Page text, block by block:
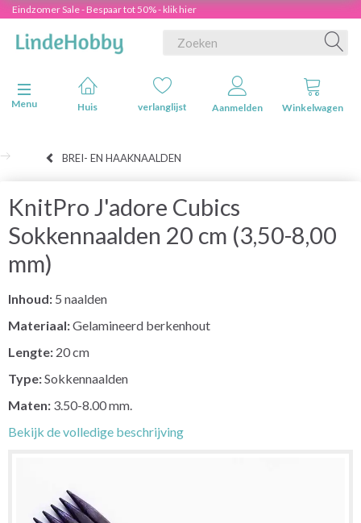
Eindzomer Sale - Bespaar tot 50% - klik hier
Navigatie in-/uitschakelen
Menu
Huis verlanglijst Aanmelden Winkelwagen
BREI- EN HAAKNAALDEN
KnitPro J'adore Cubics
Sokkennaalden 20 cm (3,50-8,00
mm)
Inhoud: 5 naalden
Materiaal:Gelamineerd berkenhout
Lengte: 20 cm
Type:Sokkennaalden
Maten: 3.50-8.00 mm.
Bekijk de volledige beschrijving